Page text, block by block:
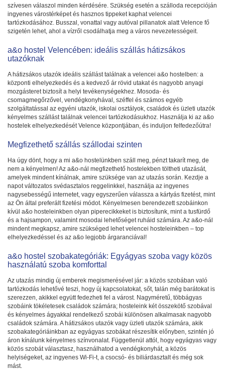
szívesen válaszol minden kérdésére. Szükség esetén a szálloda recepcióján
ingyenes várostérképet és hasznos tippeket kaphat velencei
tartózkodásához. Busszal, vonattal vagy autóval pillanatok alatt Velence fő
szigetén lehet, ahol a vízről csodálhatja meg a város nevezetességeit.
a&o hostel Velencében: ideális szállás hátizsákos
utazóknak
A hátizsákos utazók ideális szállást találnak a velencei a&o hostelben: a
központi elhelyezkedés és a kedvező ár rövid utakat és nagyobb anyagi
mozgásteret biztosít a helyi tevékenységekhez. Mosoda- és
csomagmegőrzővel, vendégkonyhával, széffel és számos egyéb
szolgáltatással az egyéni utazók, iskolai osztályok, családok és üzleti utazók
kényelmes szállást találnak velencei tartózkodásukhoz. Használja ki az a&o
hostelek elhelyezkedését Velence központjában, és induljon felfedezőútra!
Megfizethető szállás szállodai szinten
Ha úgy dönt, hogy a mi a&o hostelünkben száll meg, pénzt takarít meg, de
nem a kényelmen! Az a&o-nál megfizethető hostelekben töltheti utazását,
amelyek mindent kínálnak, amire szüksége van az utazás során. Kezdje a
napot változatos svédasztalos reggelinkkel, használja az ingyenes
nagysebességű internetet, vagy egyszerűen válassza a kártyás fizetést, mint
az Ön által preferált fizetési módot. Kényelmesen berendezett szobáinkon
kívül a&o hosteleinkben olyan piperecikkeket is biztosítunk, mint a tusfürdő
és a hajsampon, valamint mosodai lehetőséget ruháid számára. Az a&o-nál
mindent megkapsz, amire szükséged lehet velencei hosteleinkben – top
elhelyezkedéssel és az a&o legjobb árgaranciával!
a&o hostel szobakategóriák: Egyágyas szoba vagy közös
használatú szoba komforttal
Az utazás mindig új emberek megismerésével jár: a közös szobában való
tartózkodás lehetővé teszi, hogy új kapcsolatokat, sőt, talán még barátokat is
szerezzen, akikkel együtt fedezheti fel a várost. Nagyméretű, többágyas
szobáink tökéletesek családok számára; hosteleink két összekötő szobával
és kényelmes ágyakkal rendelkező szobái különösen alkalmasak nagyobb
családok számára. A hátizsákos utazók vagy üzleti utazók számára, akik
szobakategóriáinkban az egyágyas szobákat részesítik előnyben, szintén jó
áron kínálunk kényelmes színvonalat. Függetlenül attól, hogy egyágyas vagy
közös szobát választasz, használhatod a vendégkonyhát, a közös
helyiségeket, az ingyenes Wi-Fi-t, a csocsó- és biliárdasztalt és még sok
mást.